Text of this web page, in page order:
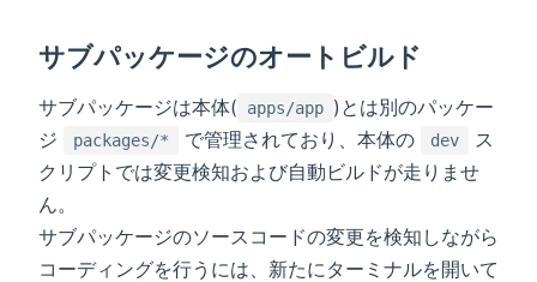
サブパッケージのオートビルド
サブパッケージは本体( apps/app )とは別のパッケー
ジ
packages/* で管理されており、本体の dev
ス
クリプトでは変更検知および自動ビルドが走りませ
ん。
サブパッケージのソースコードの変更を検知しながら
コーディングを行うには、新たにターミナルを開いて